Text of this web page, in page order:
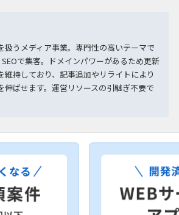
扱うメディア事業。専門性の高いテーマで
で集客。ドメインパワーがあるため更新
維持しており、記事追加やリライトにより
伸ばせます。運営リソースの引継ぎ不要で